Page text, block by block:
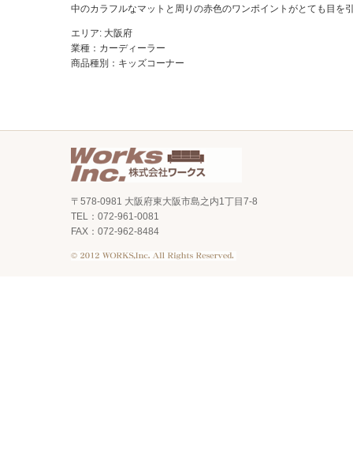
中のカラフルなマットと周りの赤色のワンポイントがとても目を
エリア: 大阪府
業種：カーディーラー
商品種別：キッズコーナー
〒578-0981 大阪府東大阪市島之内1丁目7-8
TEL：072-961-0081
FAX：072-962-8484